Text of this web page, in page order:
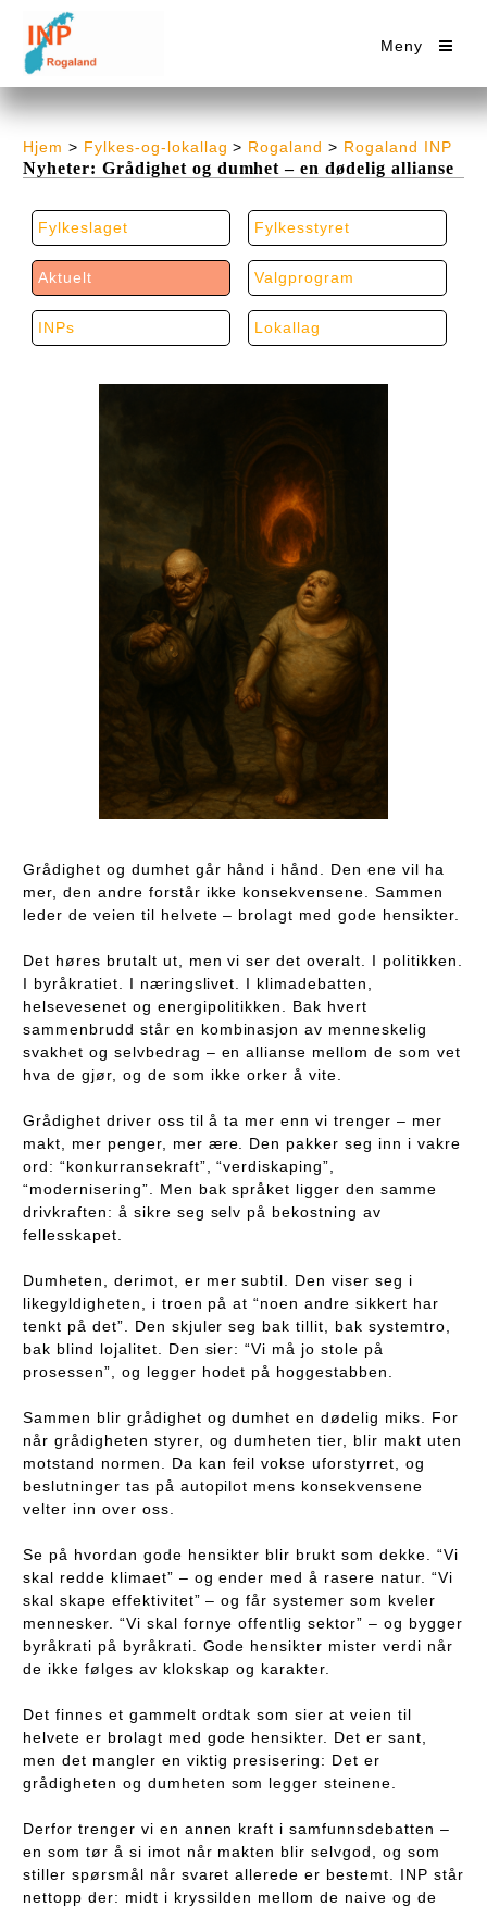
Meny
Hjem > Fylkes-og-lokallag > Rogaland > Rogaland INP
Nyheter: Grådighet og dumhet – en dødelig allianse
Fylkeslaget Fylkesstyret
Aktuelt Valgprogram
INPs Lokallag
Grådighet og dumhet går hånd i hånd. Den ene vil ha
mer, den andre forstår ikke konsekvensene. Sammen
leder de veien til helvete – brolagt med gode hensikter.
Det høres brutalt ut, men vi ser det overalt. I politikken.
I byråkratiet. I næringslivet. I klimadebatten,
helsevesenet og energipolitikken. Bak hvert
sammenbrudd står en kombinasjon av menneskelig
svakhet og selvbedrag – en allianse mellom de som vet
hva de gjør, og de som ikke orker å vite.
Grådighet driver oss til å ta mer enn vi trenger – mer
makt, mer penger, mer ære. Den pakker seg inn i vakre
ord: “konkurransekraft”, “verdiskaping”,
“modernisering”. Men bak språket ligger den samme
drivkraften: å sikre seg selv på bekostning av
fellesskapet.
Dumheten, derimot, er mer subtil. Den viser seg i
likegyldigheten, i troen på at “noen andre sikkert har
tenkt på det”. Den skjuler seg bak tillit, bak systemtro,
bak blind lojalitet. Den sier: “Vi må jo stole på
prosessen”, og legger hodet på hoggestabben.
Sammen blir grådighet og dumhet en dødelig miks. For
når grådigheten styrer, og dumheten tier, blir makt uten
motstand normen. Da kan feil vokse uforstyrret, og
beslutninger tas på autopilot mens konsekvensene
velter inn over oss.
Se på hvordan gode hensikter blir brukt som dekke. “Vi
skal redde klimaet” – og ender med å rasere natur. “Vi
skal skape effektivitet” – og får systemer som kveler
mennesker. “Vi skal fornye offentlig sektor” – og bygger
byråkrati på byråkrati. Gode hensikter mister verdi når
de ikke følges av klokskap og karakter.
Det finnes et gammelt ordtak som sier at veien til
helvete er brolagt med gode hensikter. Det er sant,
men det mangler en viktig presisering: Det er
grådigheten og dumheten som legger steinene.
Derfor trenger vi en annen kraft i samfunnsdebatten –
en som tør å si imot når makten blir selvgod, og som
stiller spørsmål når svaret allerede er bestemt. INP står
nettopp der: midt i kryssilden mellom de naive og de